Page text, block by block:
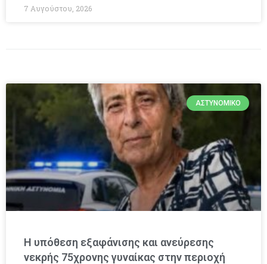
7 Αυγούστου, 2026
ΑΣΤΥΝΟΜΙΚΌ
Η υπόθεση εξαφάνισης και ανεύρεσης
νεκρής 75χρονης γυναίκας στην περιοχή